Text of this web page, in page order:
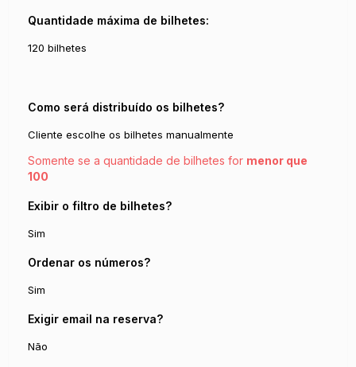
Quantidade máxima de bilhetes:
120 bilhetes
Como será distribuído os bilhetes?
Cliente escolhe os bilhetes manualmente
Somente se a quantidade de bilhetes for menor que
100
Exibir o filtro de bilhetes?
Sim
Ordenar os números?
Sim
Exigir email na reserva?
Não